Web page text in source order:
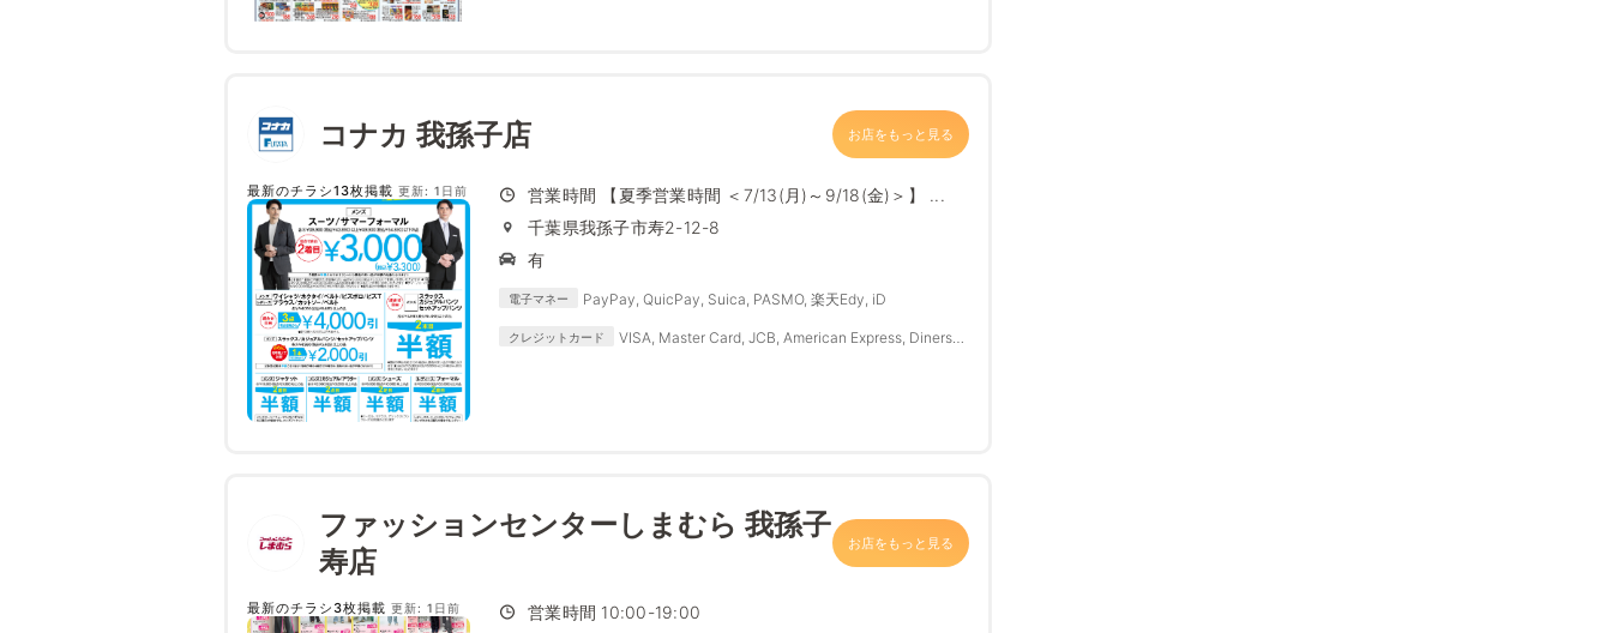
コナカ 我孫子店 お店をもっと見る
最新のチラシ13枚掲載 更新: 1日前
営業時間 【夏季営業時間 ＜7/13(月)～9/18(金)＞】 ...
千葉県我孫子市寿2-12-8
有
電子マネー PayPay, QuicPay, Suica, PASMO, 楽天Edy, iD
クレジットカード
VISA, Master Card, JCB, American Express, Diners
ファッションセンターしまむら 我孫子
寿店
お店をもっと見る
最新のチラシ3枚掲載 更新: 1日前
営業時間 10:00-19:00